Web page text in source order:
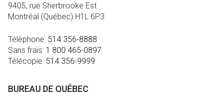
9405, rue Sherbrooke Est
Montréal (Québec) H1L 6P3
Téléphone: 514 356-8888
Sans frais: 1 800 465-0897
Télécopie: 514 356-9999
BUREAU DE QUÉBEC